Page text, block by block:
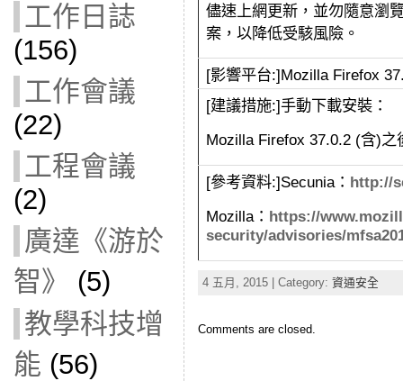
工作日誌
(156)
工作會議
(22)
工程會議
(2)
廣達《游於
智》
(5)
教學科技增
能 (56)
儘速上網更新， 並勿隨意瀏
案， 以降低受駭風險。
[影響平台:]Mozilla Firefox
[建議措施:]手動下載安裝：
Mozilla Firefox 37.0.2 (含)之
[參考資料:]Secunia： http://
Mozilla： https://
security/advisories/
4 五月, 2015 | Category: 資通安全
Comments are closed.